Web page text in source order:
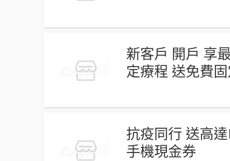
新客戶 開戶 享
定療程 送免費
抗疫同行 送高
手機現金券